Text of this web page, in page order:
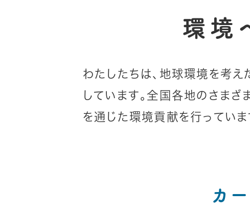
環境
わたしたちは、地球環境を考え
しています。全国各地のさま
を通じた環境貢献を行っていま
カ